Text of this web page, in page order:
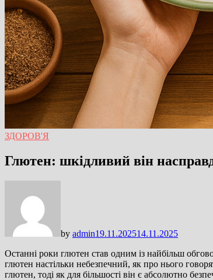
ЗДОРОВ'Я
Глютен: шкідливий він
by admin19.11.202514.11.2025
Останні роки глютен став одним із найбільш
глютен настільки небезпечний, як про нього
глютен, тоді як для більшості він є абсолютно